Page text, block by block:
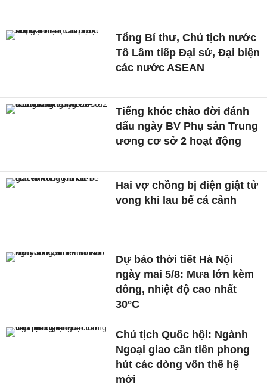
Tổng Bí thư, Chủ tịch nước
Tô Lâm tiếp Đại sứ, Đại biện
các nước ASEAN
Tiếng khóc chào đời đánh
dấu ngày BV Phụ sản Trung
ương cơ sở 2 hoạt động
Hai vợ chồng bị điện giật tử
vong khi lau bể cá cảnh
Dự báo thời tiết Hà Nội
ngày mai 5/8: Mưa lớn kèm
dông, nhiệt độ cao nhất
30°C
Chủ tịch Quốc hội: Ngành
Ngoại giao cần tiên phong
hút các dòng vốn thế hệ
mới